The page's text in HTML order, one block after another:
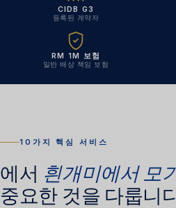
CIDB G3
등록된 계약자
RM 1M 보험
일반 배상 책임 보험
10가지 핵심 서비스
에서 흰개미에서 모
중요한 것을 다룹니